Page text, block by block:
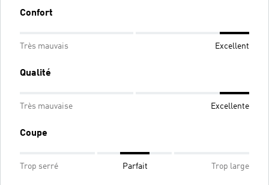
Confort
Très mauvais Excellent
Qualité
Très mauvaise Excellente
Coupe
Trop serré Parfait Trop large